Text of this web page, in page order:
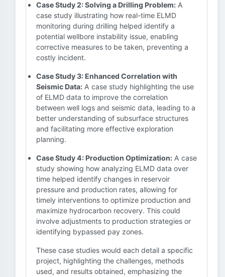
Case Study 2: Solving a Drilling Problem: A
case study illustrating how real-time ELMD
monitoring during drilling helped identify a
potential wellbore instability issue, enabling
corrective measures to be taken, preventing a
costly incident.
Case Study 3: Enhanced Correlation with
Seismic Data: A case study highlighting the use
of ELMD data to improve the correlation
between well logs and seismic data, leading to a
better understanding of subsurface structures
and facilitating more effective exploration
planning.
Case Study 4: Production Optimization: A case
study showing how analyzing ELMD data over
time helped identify changes in reservoir
pressure and production rates, allowing for
timely interventions to optimize production and
maximize hydrocarbon recovery. This could
involve adjustments to production strategies or
identifying bypassed pay zones.
These case studies would each detail a specific
project, highlighting the challenges, methods
used, and results obtained, emphasizing the